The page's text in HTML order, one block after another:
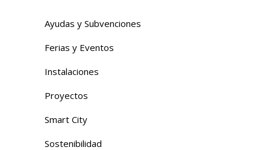
Ayudas y Subvenciones
Ferias y Eventos
Instalaciones
Proyectos
Smart City
Sostenibilidad